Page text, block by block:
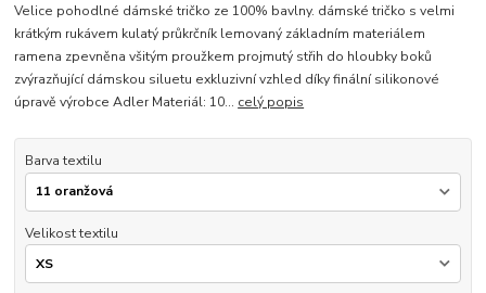
Velice pohodlné dámské tričko ze 100% bavlny. dámské tričko s velmi
krátkým rukávem kulatý průkrčník lemovaný základním materiálem
ramena zpevněna všitým proužkem projmutý střih do hloubky boků
zvýrazňující dámskou siluetu exkluzivní vzhled díky finální silikonové
úpravě výrobce Adler Materiál: 10... celý popis
Barva textilu
Velikost textilu